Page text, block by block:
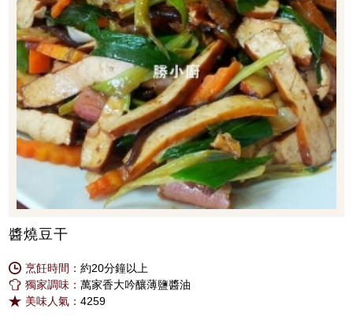
醬燒豆干
烹飪時間：約20分鐘以上
獨家調味：萬家香大吟釀薄鹽醬油
美味人氣：4259